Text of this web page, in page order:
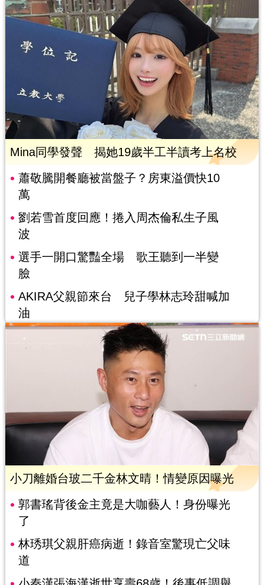
Mina同學發聲 揭她19歲半工半讀考上名校
蕭敬騰開餐廳被當盤子？房東溢價快10
萬
劉若雪首度回應！捲入周杰倫私生子風
波
選手一開口驚豔全場 歌王聽到一半變
臉
AKIRA父親節來台 兒子學林志玲甜喊加
油
小刀離婚台玻二千金林文晴！情變原因曝光
郭書瑤背後金主竟是大咖藝人！身份曝光
了
林琇琪父親肝癌病逝！錄音室驚現亡父味
道